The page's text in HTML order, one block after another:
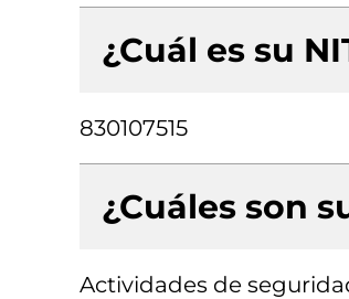
¿Cuál es su
830107515
¿Cuáles son
Actividades de